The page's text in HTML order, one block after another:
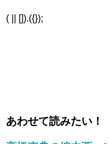
( || []).({});
あわせて読みたい！